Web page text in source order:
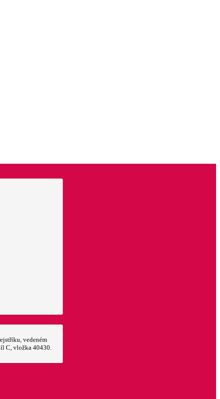
vedeném
C, vložka 40430.